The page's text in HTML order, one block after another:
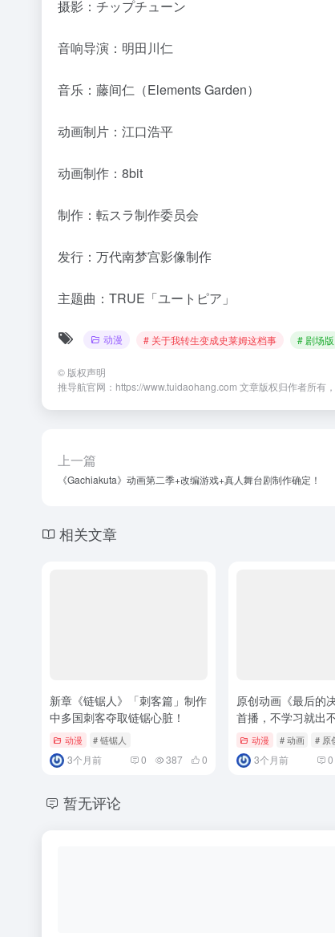
摄影：チップチューン
音响导演：明田川仁
音乐：藤间仁（Elements Garden）
动画制片：江口浩平
动画制作：8bit
制作：転スラ制作委员会
发行：万代南梦宫影像制作
主题曲：TRUE「ユートピア」
动漫 # 关于我转生变成史莱姆这档事 # 剧场版
© 版权声明
推导航官网：https://www.tuidaohang.com 文章版权归作者所有
上一篇
《Gachiakuta》动画第二季+改编游戏+真人舞台剧制作确定！
相关文章
新章《链锯人》「刺客篇」制作
中多国刺客夺取链锯心脏！
动漫 # 链锯人
3个月前 0 387 0
原创动画《最后的
首播，不学习就出
动漫 # 动画 # 原
3个月前 0
暂无评论